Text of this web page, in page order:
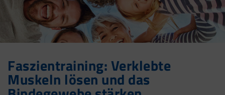
Faszientraining: Verklebte
Muskeln lösen und das